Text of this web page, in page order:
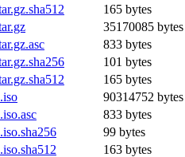
165 bytes
35170085 bytes
833 bytes
101 bytes
165 bytes
90314752 bytes
833 bytes
99 bytes
163 bytes